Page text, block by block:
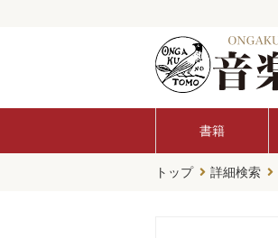
書籍
トップ 詳細検索